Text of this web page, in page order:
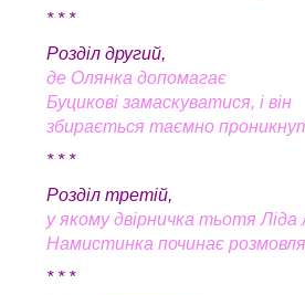
* * *
Розділ другий,
де Олянка допомагає
Буцикові замаскуватися, і він
збирається таємно
* * *
Розділ третій,
у якому двірничка тьотя Ліда
Намистинка починає
* * *